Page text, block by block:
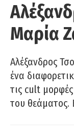
Μαρία
Αλέξανδρος
ένα
τις cult
του θεάματος.